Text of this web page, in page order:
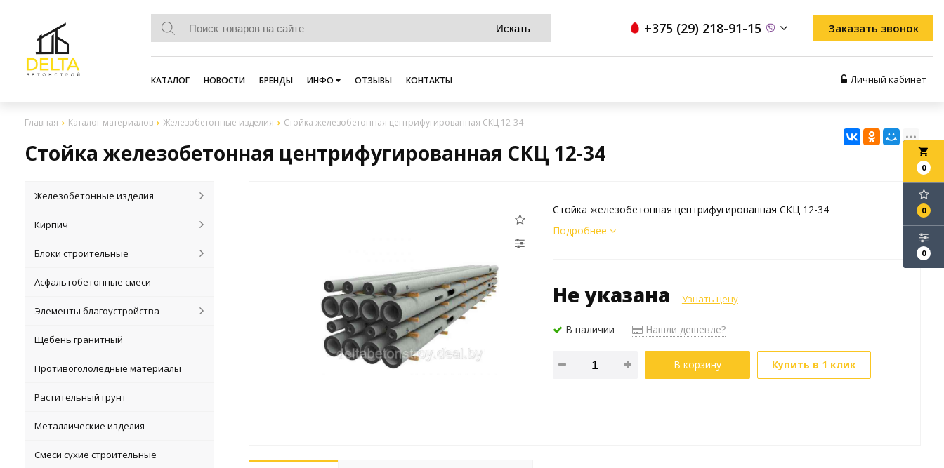
+375 (29) 218-91-15 Заказать звонок
КАТАЛОГ НОВОСТИ БРЕНДЫ ИНФО ОТЗЫВЫ КОНТАКТЫ Личный кабинет
Главная Каталог материалов Железобетонные изделия Стойка железобетонная центрифугированная СКЦ 12-34
Стойка железобетонная центрифугированная СКЦ 12-34 local_grocery_store
0
0
0
Железобетонные изделия
Кирпич
Блоки строительные
Асфальтобетонные смеси
Элементы благоустройства
Щебень гранитный
Противогололедные материалы
Растительный грунт
Металлические изделия
Смеси сухие строительные
Стойка железобетонная центрифугированная СКЦ 12-34
Подробнее
Не указана Узнать цену
В наличии Нашли дешевле?
В корзину Купить в 1 клик